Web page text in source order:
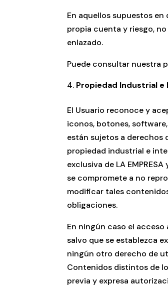
En aquellos supuestos
propia cuenta y riesgo,
enlazado.
Puede consultar nuestra
Propiedad Industrial
El Usuario reconoce y
iconos, botones,
están sujetos a derechos
propiedad industrial e
exclusiva de LA
se compromete a no
modificar tales
obligaciones.
En ningún caso el
salvo que se establezca
ningún otro derecho de
Contenidos distintos de
previa y expresa